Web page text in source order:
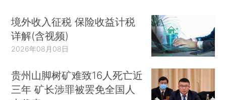
境外收入征税 保险收益计税
详解(含视频)
2026年08月08日
贵州山脚树矿难致16人死亡近
三年 矿长涉罪被罢免全国人